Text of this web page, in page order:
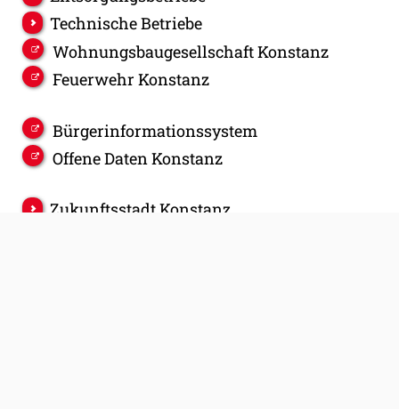
Technische Betriebe
Wohnungsbaugesellschaft Konstanz
Feuerwehr Konstanz
Bürgerinformationssystem
Offene Daten Konstanz
Zukunftsstadt Konstanz